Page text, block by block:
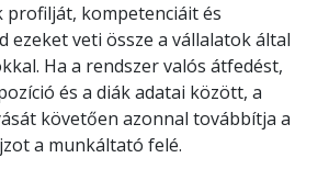
profilját, kompetenciáit és
ezeket veti össze a vállalatok által
Ha a rendszer valós átfedést,
és a diák adatai között, a
követően azonnal továbbítja a
a munkáltató felé.